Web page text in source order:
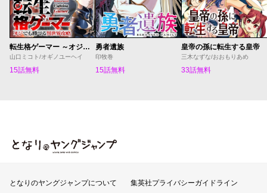
転生格ゲーマー ～オジでも勝てる異世界攻略～
山口ミコト/オギノユーヘイ
15話無料
勇者遺族
印牧巻
15話無料
皇帝の孫に転生する皇帝
三木なずな/おおもりあめ
33話無料
となりのヤングジャンプ
となりのヤングジャンプについて
集英社プライバシーガイドライン